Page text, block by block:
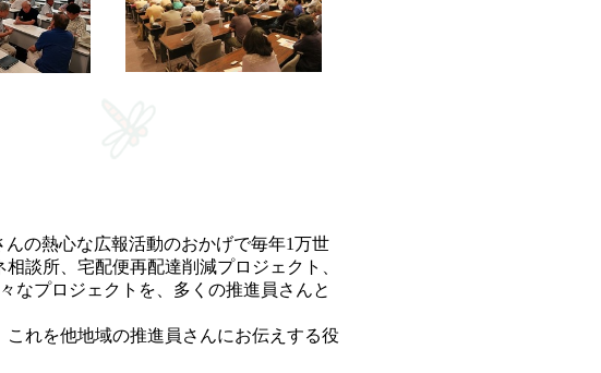
の熱心な広報活動のおかげで毎年1万世
談所、宅配便再配達削減プロジェクト、
なプロジェクトを、多くの推進員さんと
れを他地域の推進員さんにお伝えする役